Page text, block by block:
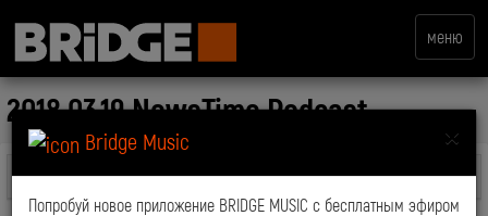
меню
×
Bridge Music
Попробуй новое приложение BRIDGE MUSIC с бесплатным эфиром
2018.03.19 NewsTime Podcast
Все передачи